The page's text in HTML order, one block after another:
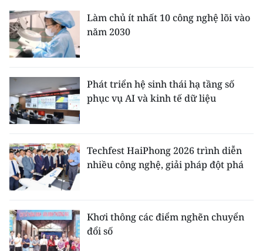
Làm chủ ít nhất 10 công nghệ lõi vào
năm 2030
Phát triển hệ sinh thái hạ tầng số
phục vụ AI và kinh tế dữ liệu
Techfest HaiPhong 2026 trình diễn
nhiều công nghệ, giải pháp đột phá
Khơi thông các điểm nghẽn chuyển
đổi số